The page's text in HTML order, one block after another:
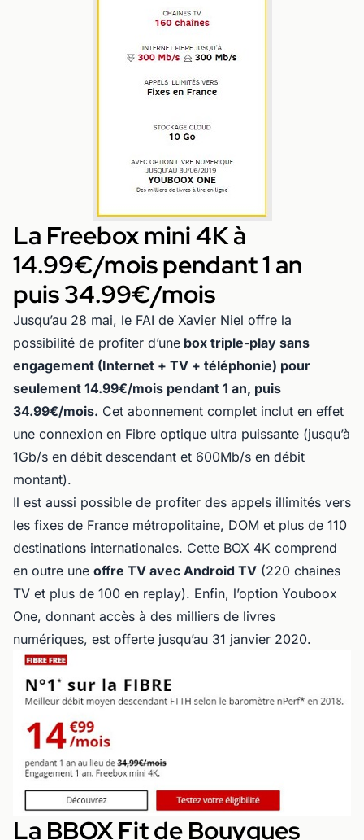
La Freebox mini 4K à
14.99€/mois pendant 1 an
puis 34.99€/mois
Jusqu’au 28 mai, le FAI de Xavier Niel offre la
possibilité de profiter d’une box triple-play sans
engagement (Internet + TV + téléphonie) pour
seulement 14.99€/mois pendant 1 an, puis
34.99€/mois. Cet abonnement complet inclut en effet
une connexion en Fibre optique ultra puissante (jusqu’à
1Gb/s en débit descendant et 600Mb/s en débit
montant).
Il est aussi possible de profiter des appels illimités vers
les fixes de France métropolitaine, DOM et plus de 110
destinations internationales. Cette BOX 4K comprend
en outre une offre TV avec Android TV (220 chaines
TV et plus de 100 en replay). Enfin, l’option Youboox
One, donnant accès à des milliers de livres
numériques, est offerte jusqu’au 31 janvier 2020.
La BBOX Fit de Bouygues